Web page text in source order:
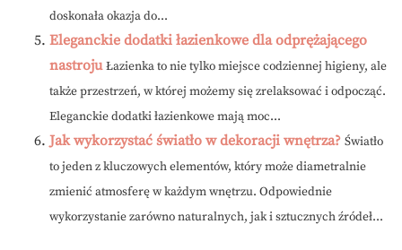
doskonała okazja do...
Eleganckie dodatki łazienkowe dla odprężającego
nastroju Łazienka to nie tylko miejsce codziennej higieny, ale
także przestrzeń, w której możemy się zrelaksować i odpocząć.
Eleganckie dodatki łazienkowe mają moc...
Jak wykorzystać światło w dekoracji wnętrza? Światło
to jeden z kluczowych elementów, który może diametralnie
zmienić atmosferę w każdym wnętrzu. Odpowiednie
wykorzystanie zarówno naturalnych, jak i sztucznych źródeł...